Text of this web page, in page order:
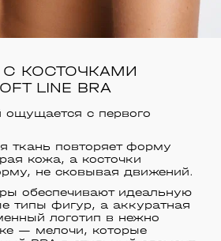
C КОСТОЧКАМИ
LINE BRA
ощущается с первого
ткань повторяет форму
кожа, а косточки
не сковывая движений.
обеспечивают идеальную
типы фигур, а аккуратная
логотип в нежно
— мелочи, которые